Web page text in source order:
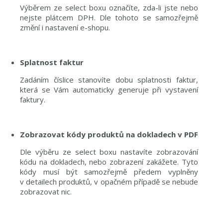
Výběrem ze select boxu označíte, zda-li jste nebo
nejste plátcem DPH. Dle tohoto se samozřejmě
změní i nastavení e-shopu.
Splatnost faktur
Zadáním číslice stanovíte dobu splatnosti faktur,
která se Vám automaticky generuje při vystavení
faktury.
Zobrazovat kódy produktů na dokladech v PDF
Dle výběru ze select boxu nastavíte zobrazování
kódu na dokladech, nebo zobrazení zakážete. Tyto
kódy musí být samozřejmě předem vyplněny
v detailech produktů, v opačném případě se nebude
zobrazovat nic.